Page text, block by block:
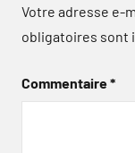
Votre adresse e-
obligatoires sont
Commentaire*